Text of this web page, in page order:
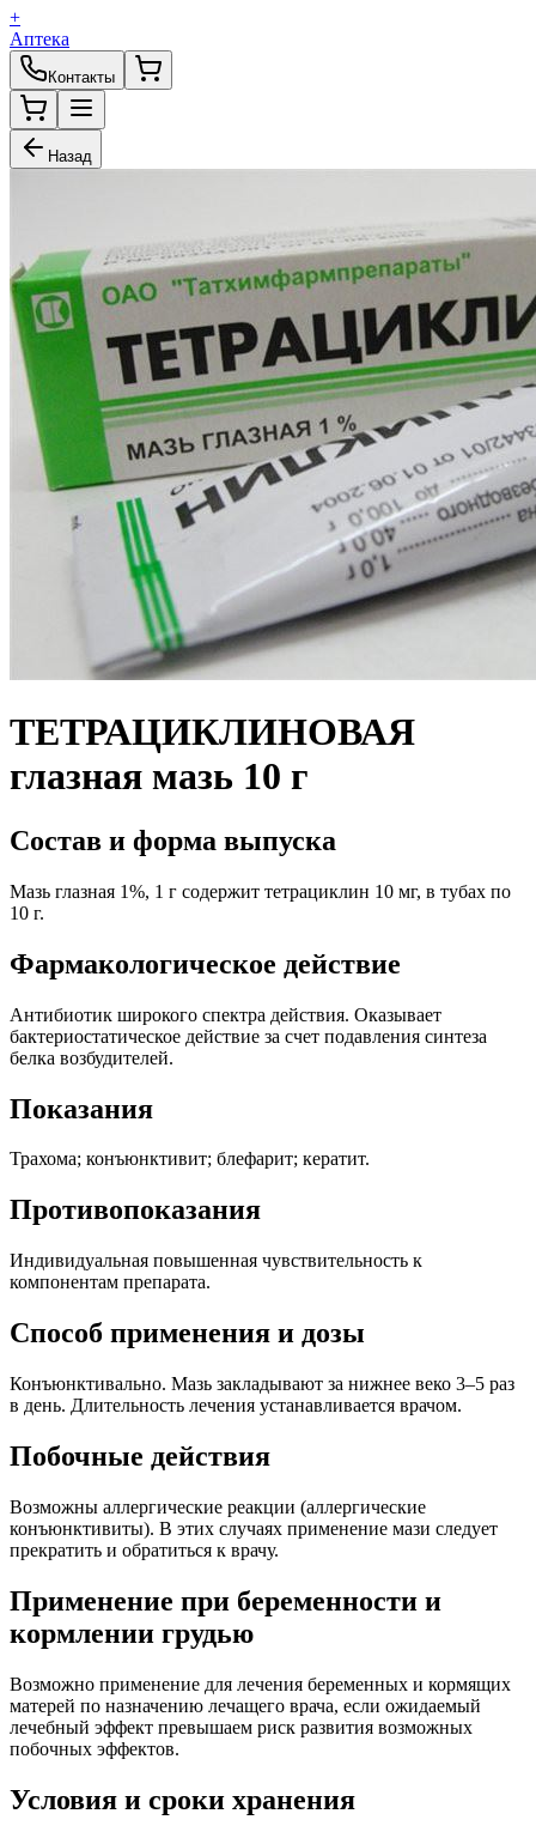
+
Аптека
Контакты
Назад
ТЕТРАЦИКЛИНОВАЯ
глазная мазь 10 г
Состав и форма выпуска
Мазь глазная 1%, 1 г содержит тетрациклин 10 мг, в тубах по
10 г.
Фармакологическое действие
Антибиотик широкого спектра действия. Оказывает
бактериостатическое действие за счет подавления синтеза
белка возбудителей.
Показания
Трахома; конъюнктивит; блефарит; кератит.
Противопоказания
Индивидуальная повышенная чувствительность к
компонентам препарата.
Способ применения и дозы
Конъюнктивально. Мазь закладывают за нижнее веко 3–5 раз
в день. Длительность лечения устанавливается врачом.
Побочные действия
Возможны аллергические реакции (аллергические
конъюнктивиты). В этих случаях применение мази следует
прекратить и обратиться к врачу.
Применение при беременности и
кормлении грудью
Возможно применение для лечения беременных и кормящих
матерей по назначению лечащего врача, если ожидаемый
лечебный эффект превышаем риск развития возможных
побочных эффектов.
Условия и сроки хранения